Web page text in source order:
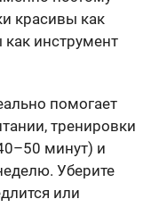
красивы как
инструмент
помогает
тренировки
минут) и
Уберите
или